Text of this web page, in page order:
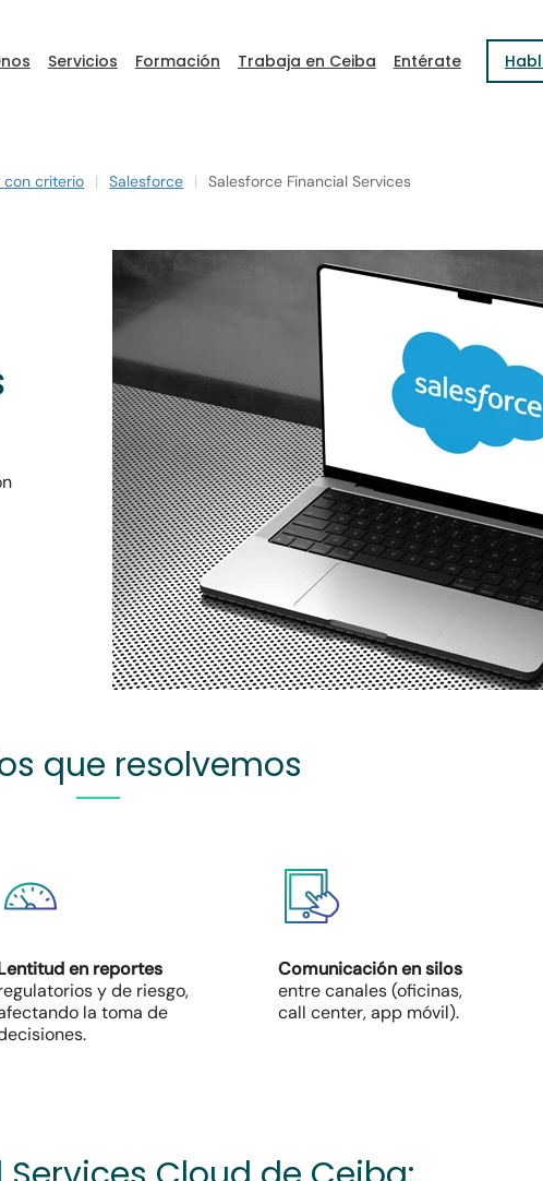
Servicios Formación Trabaja en Ceiba Entérate
con criterio | Salesforce | Salesforce Financial Services
que resolvemos
en reportes
y de riesgo,
la toma de
Comunicación en silos
entre canales (oficinas,
call center, app móvil).